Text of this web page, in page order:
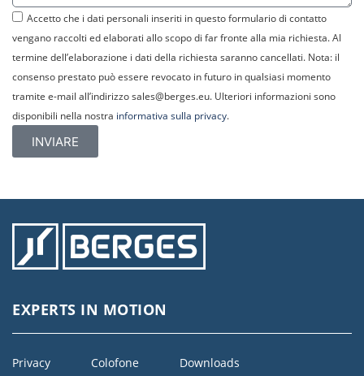
Accetto che i dati personali inseriti in questo formulario di contatto
vengano raccolti ed elaborati allo scopo di far fronte alla mia richiesta. Al
termine dell’elaborazione i dati della richiesta saranno cancellati. Nota: il
consenso prestato può essere revocato in futuro in qualsiasi momento
tramite e-mail all’indirizzo sales@berges.eu. Ulteriori informazioni sono
disponibili nella nostra informativa sulla privacy.
INVIARE
EXPERTS IN MOTION
Privacy Colofone
Downloads